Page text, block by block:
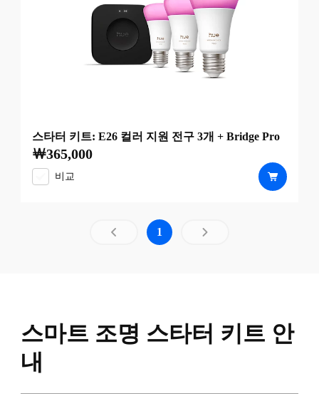
스타터 키트: E26 컬러 지원 전구 3개 + Bridge Pro
현재 가격은 ￦365,000
￦365,000
비교
로드된 1개 중 결과 페이지 1개
1
스마트 조명 스타터 키트 안
내